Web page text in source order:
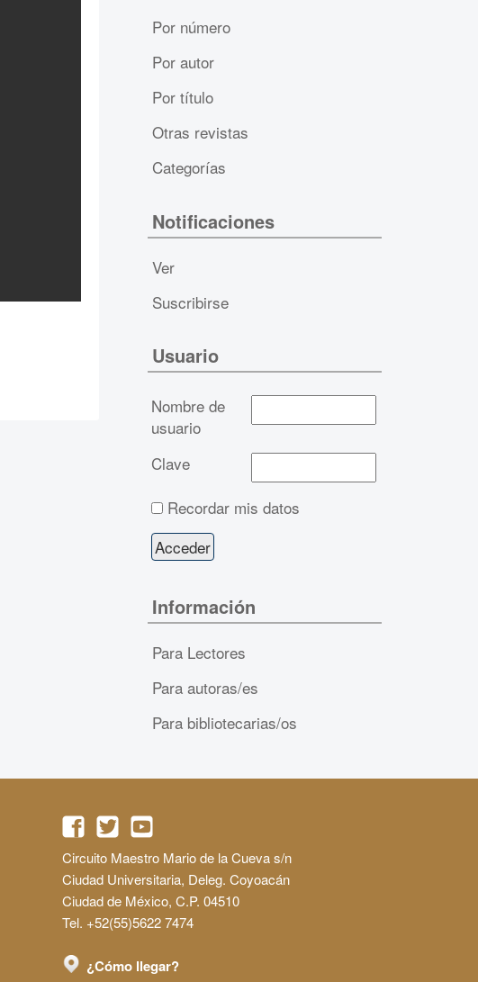
Por número
Por autor
Por título
Otras revistas
Categorías
Notificaciones
Ver
Suscribirse
Usuario
Nombre de
usuario
Clave
Recordar mis datos
Información
Para Lectores
Para autoras/es
Para bibliotecarias/os
Circuito Maestro Mario de la Cueva s/n
Ciudad Universitaria, Deleg. Coyoacán
Ciudad de México, C.P. 04510
Tel. +52(55)5622 7474
¿Cómo llegar?